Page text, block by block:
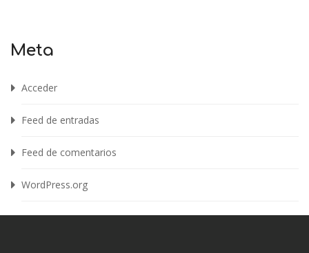
Meta
Acceder
Feed de entradas
Feed de comentarios
WordPress.org